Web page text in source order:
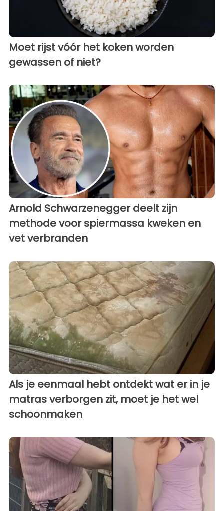
Moet rijst vóór het koken worden
gewassen of niet?
Arnold Schwarzenegger deelt zijn
methode voor spiermassa kweken en
vet verbranden
Als je eenmaal hebt ontdekt wat er in je
matras verborgen zit, moet je het wel
schoonmaken